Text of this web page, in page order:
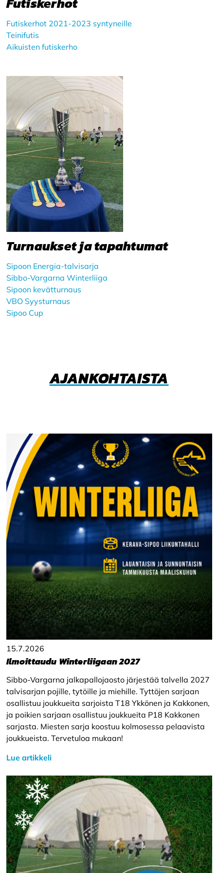
Futiskerhot 2021-2023 syntyneille
Teinifutis
Aikuisten futiskerho
Turnaukset ja tapahtumat
Sipoon Energia-talvisarja
Sibbo-Vargarna Winterliiga
Sipoon kevätturnaus
VBO Syysturnaus
Sipoo Cup
AJANKOHTAISTA
15.7.2026
Ilmoittaudu Winterliigaan 2027
Sibbo-Vargarna jalkapallojaosto järjestää talvella 2027
talvisarjan pojille, tytöille ja miehille. Tyttöjen sarjaan
osallistuu joukkueita sarjoista T18 Ykkönen ja Kakkonen,
ja poikien sarjaan osallistuu joukkueita P18 Kakkonen
sarjasta. Miesten sarja koostuu kolmosessa pelaavista
joukkueista. Tervetuloa mukaan!
Lue artikkeli